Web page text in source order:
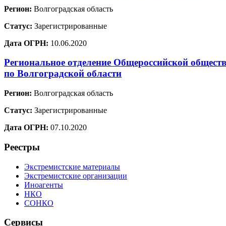
Регион: Волгоградская область
Статус: Зарегистрированные
Дата ОГРН: 10.06.2020
Региональное отделение Общероссийской
по Волгоградской области
Регион: Волгоградская область
Статус: Зарегистрированные
Дата ОГРН: 07.10.2020
Реестры
Экстремистские материалы
Экстремистские организации
Иноагенты
НКО
СОНКО
Сервисы